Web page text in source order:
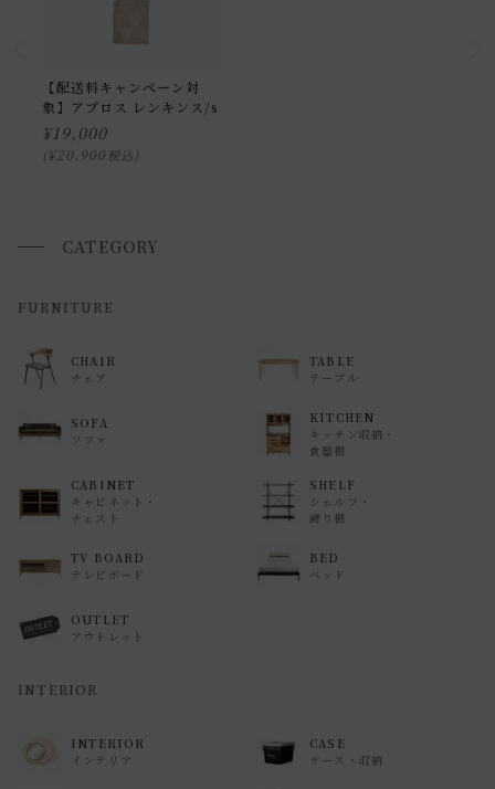
申し訳ございませんが、具体的な時間帯指定をしての出荷は
できません。
また、日曜・祝日は、時間帯指定ができません。
いませ 。
返品・交換について
ご覧ください。
【配送料キャンペーン対
象】アプロス レンキンス/s
¥19,000
¥20,900 税込
CATEGORY
FURNITURE
CHAIR
チェア
TABLE
テーブル
SOFA
ソファ
KITCHEN
キッチン収納・
食器棚
CABINET
キャビネット・
チェスト
SHELF
シェルフ・
飾り棚
TV BOARD
テレビボード
BED
ベッド
OUTLET
アウトレット
INTERIOR
INTERIOR
インテリア
CASE
ケース・収納